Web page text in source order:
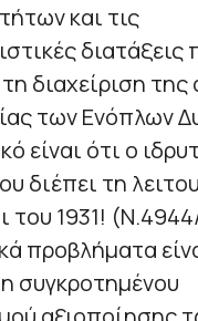
και τις
διατάξεις
διαχείριση της
των Ενόπλων
είναι ότι ο
διέπει τη
του 1931!
προβλήματα
συγκροτημένου